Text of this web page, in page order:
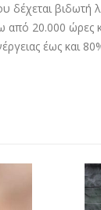
δέχεται βιδωτή
20.000 ώρες
έως και